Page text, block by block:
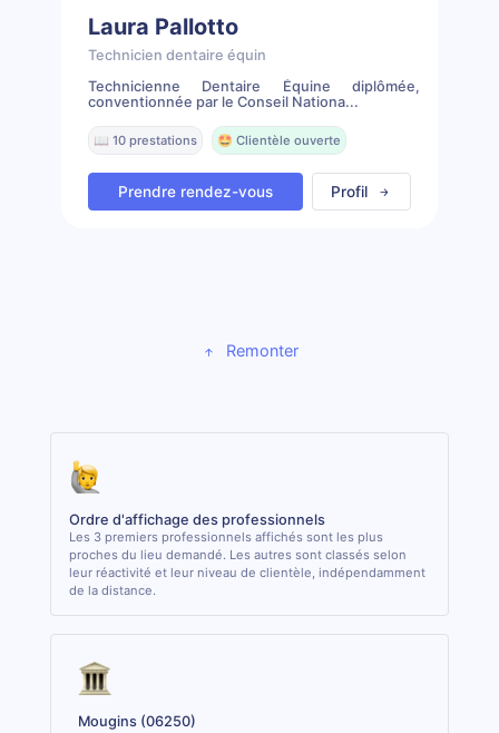
Laura Pallotto
Technicien dentaire équin
Technicienne Dentaire Équine diplômée,
conventionnée par le Conseil Nationa...
📖 10 prestations 🤩 Clientèle ouverte
Prendre rendez-vous Profil
Remonter
Ordre d'affichage des professionnels
Les 3 premiers professionnels affichés sont les plus
proches du lieu demandé. Les autres sont classés selon
leur réactivité et leur niveau de clientèle, indépendamment
de la distance.
Mougins (06250)